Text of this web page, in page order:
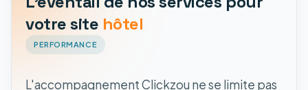
votre site hôtel
PERFORMANCE
L'accompagnement Clickzou ne se limite pas